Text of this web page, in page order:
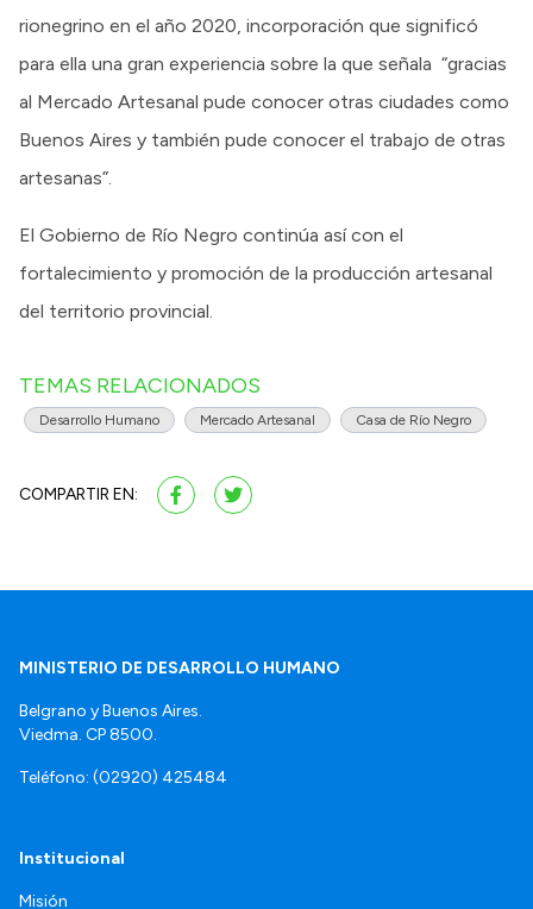
rionegrino en el año 2020, incorporación que significó
para ella una gran experiencia sobre la que señala “gracias
al Mercado Artesanal pude conocer otras ciudades como
Buenos Aires y también pude conocer el trabajo de otras
artesanas”.
El Gobierno de Río Negro continúa así con el
fortalecimiento y promoción de la producción artesanal
del territorio provincial.
TEMAS RELACIONADOS
Desarrollo Humano Mercado Artesanal Casa de Río Negro
COMPARTIR EN:
MINISTERIO DE DESARROLLO HUMANO
Belgrano y Buenos Aires.
Viedma. CP 8500.
Teléfono: (02920) 425484
Institucional
Misión